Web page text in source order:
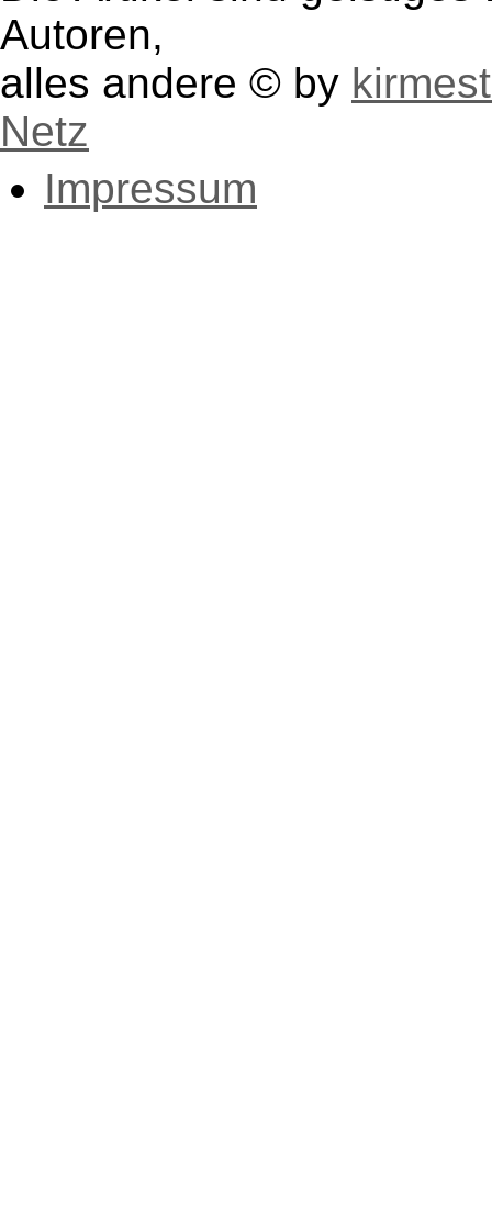
Autoren,
alles andere © by
Netz
Impressum